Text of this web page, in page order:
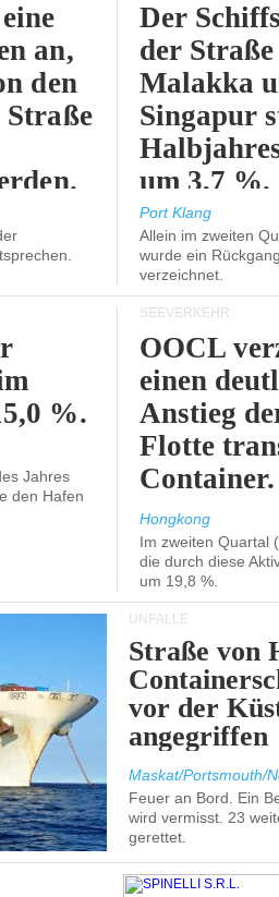
an,
den
Straße
Der
der
Malakka
Singapur
um 3,7 %.
Port Klang
Allein im zweiten
wurde ein
verzeichnet.
%.
Jahres
den Hafen
SEEVERKEHR
OOCL
einen
Anstieg
Flotte
Container.
Hongkong
Im zweiten Quartal
die durch diese
um 19,8 %.
UNFÄLLE
Straße von
vor der
angegriffen
Maskat/Portsmouth/
Feuer an Bord. Ein
wird vermisst. 23
gerettet.